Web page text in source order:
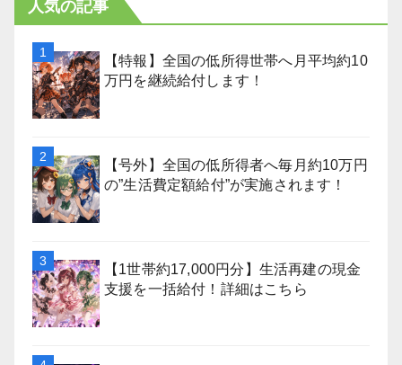
人気の記事
【特報】全国の低所得世帯へ月平均約10
万円を継続給付します！
【号外】全国の低所得者へ毎月約10万円
の”生活費定額給付”が実施されます！
【1世帯約17,000円分】生活再建の現金
支援を一括給付！詳細はこちら